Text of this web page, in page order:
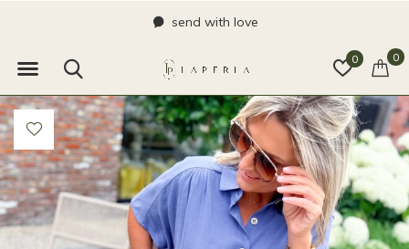
0 0
send with love